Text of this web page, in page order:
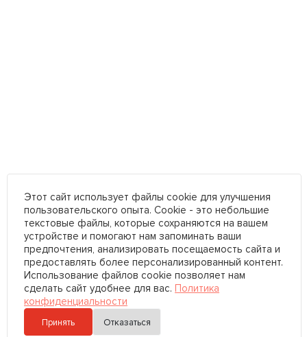
Этот сайт использует файлы cookie для улучшения
пользовательского опыта. Cookie - это небольшие
текстовые файлы, которые сохраняются на вашем
устройстве и помогают нам запоминать ваши
предпочтения, анализировать посещаемость сайта и
предоставлять более персонализированный контент.
Использование файлов cookie позволяет нам
сделать сайт удобнее для вас. Политика
конфиденциальности
Принять Отказаться